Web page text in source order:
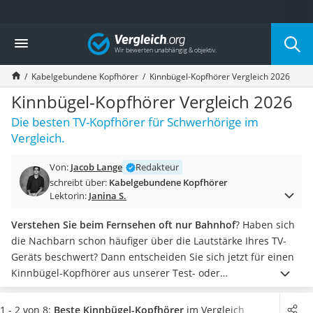
Die beliebtesten Vergleiche nach Kategorie
Elektronik
Powerstation
Monitor 32 Zoll 4K
Fernseher
Drucker
Desktop-PC
Monitor
Laser-Multifunktionsdrucker
Powerline-Adapter
Gaming-PC
Soundbar
17-Zoll-Laptop
Satellitenschüssel
Gaming-Headset
Schnurloses Telefon
Vergleich
Kabelgebundene Kopfhörer Kinnbügel-Kopfhörer Vergleich 2026
Kinnbügel-Kopfhörer Vergleich 2026
Die besten TV-Kopfhörer für Schwerhörige im
Vergleich.
Von: Jacob Lange
Redakteur
schreibt über: Kabelgebundene Kopfhörer
Lektorin: Janina S.
Verstehen Sie beim Fernsehen oft nur Bahnhof? Haben sich
die Nachbarn schon häufiger über die Lautstärke Ihres TV-
Geräts beschwert? Dann entscheiden Sie sich jetzt für einen
Kinnbügel-Kopfhörer aus unserer Test- oder
Vergleichstabelle. Kinnbügel-Kopfhörer werden immer im
Set mit einer Basisstation ausgeliefert; die Ton-Übertragung
1 - 2 von 8: Beste Kinnbügel-Kopfhörer im Vergleich